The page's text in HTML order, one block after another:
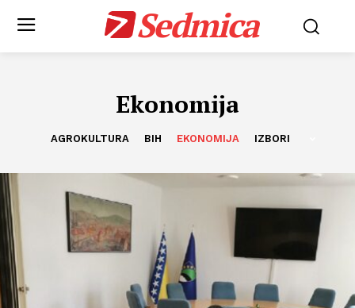
Sedmica
Ekonomija
AGROKULTURA BIH EKONOMIJA IZBORI